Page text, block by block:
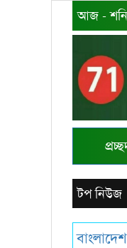
আজ -
টপ নিউজ